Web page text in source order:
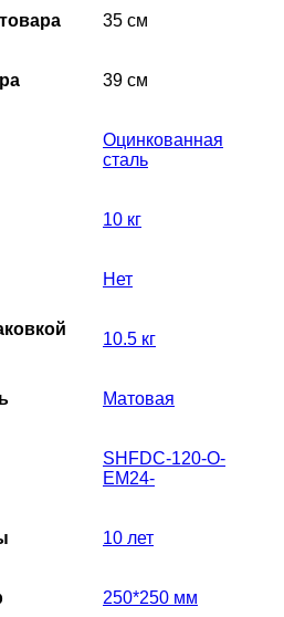
35 см
39 см
Оцинкованная
сталь
10 кг
Нет
10.5 кг
Матовая
SHFDC-120-O-
EM24-
10 лет
250*250 мм